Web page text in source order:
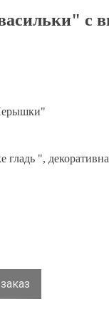
с
",